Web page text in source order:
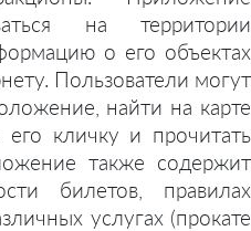
на территории
о его объектах
Пользователи могут
найти на карте
кличку и прочитать
также содержит
билетов, правилах
услугах (прокате